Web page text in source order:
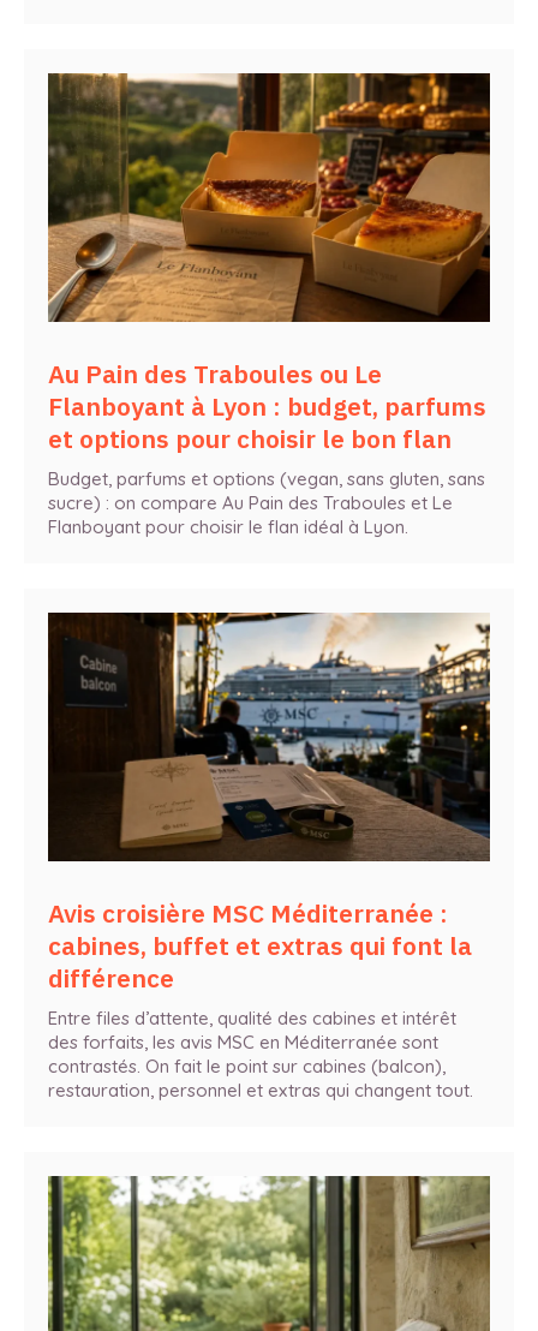
Au Pain des Traboules ou Le
Flanboyant à Lyon : budget, parfums
et options pour choisir le bon flan
Budget, parfums et options (vegan, sans gluten, sans
sucre) : on compare Au Pain des Traboules et Le
Flanboyant pour choisir le flan idéal à Lyon.
Avis croisière MSC Méditerranée :
cabines, buffet et extras qui font la
différence
Entre files d’attente, qualité des cabines et intérêt
des forfaits, les avis MSC en Méditerranée sont
contrastés. On fait le point sur cabines (balcon),
restauration, personnel et extras qui changent tout.